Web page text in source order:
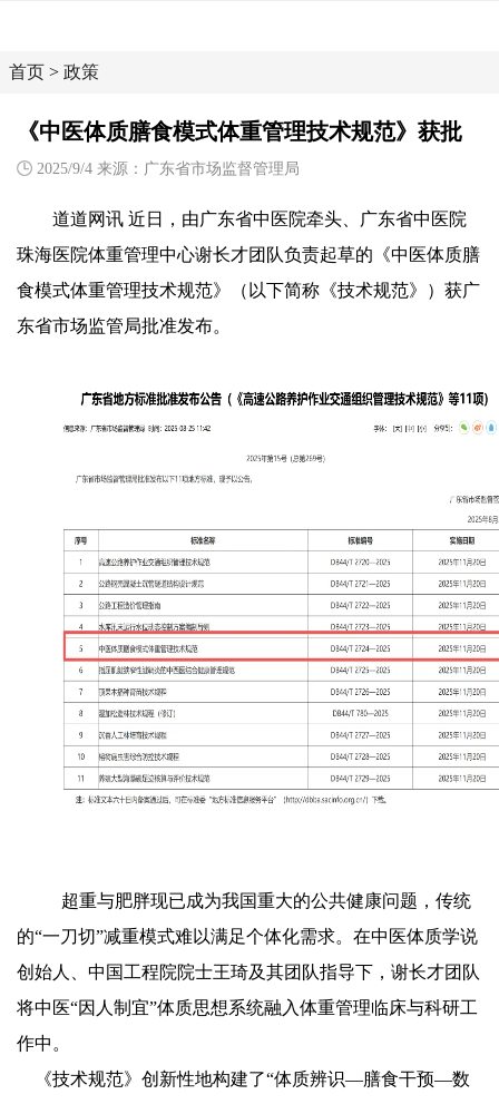
首页 > 政策
《中医体质膳食模式体重管理技术规范》获批
2025/9/4 来源：广东省市场监督管理局
道道网讯 近日，由广东省中医院牵头、广东省中医院
珠海医院体重管理中心谢长才团队负责起草的《中医体质膳
食模式体重管理技术规范》（以下简称《技术规范》）获广
东省市场监管局批准发布。
超重与肥胖现已成为我国重大的公共健康问题，传统
的“一刀切”减重模式难以满足个体化需求。在中医体质学说
创始人、中国工程院院士王琦及其团队指导下，谢长才团队
将中医“因人制宜”体质思想系统融入体重管理临床与科研工
作中。
《技术规范》创新性地构建了“体质辨识—膳食干预—数